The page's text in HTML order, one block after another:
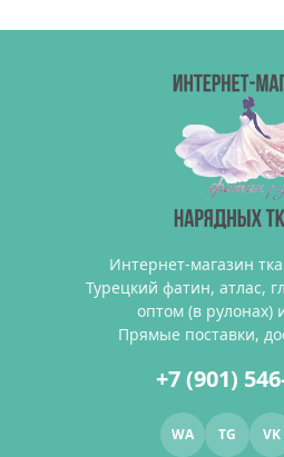
Интернет-магазин
Турецкий фатин, атлас,
оптом (в рулонах)
Прямые поставки,
+7 (901)
WA TG VK